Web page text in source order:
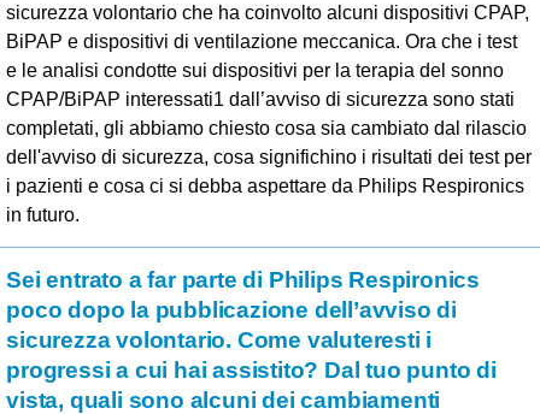
sicurezza volontario che ha coinvolto alcuni dispositivi CPAP,
BiPAP e dispositivi di ventilazione meccanica. Ora che i test
e le analisi condotte sui dispositivi per la terapia del sonno
CPAP/BiPAP interessati1 dall’avviso di sicurezza sono stati
completati, gli abbiamo chiesto cosa sia cambiato dal rilascio
dell'avviso di sicurezza, cosa significhino i risultati dei test per
i pazienti e cosa ci si debba aspettare da Philips Respironics
in futuro.
Sei entrato a far parte di Philips Respironics
poco dopo la pubblicazione dell’avviso di
sicurezza volontario. Come valuteresti i
progressi a cui hai assistito? Dal tuo punto di
vista, quali sono alcuni dei cambiamenti